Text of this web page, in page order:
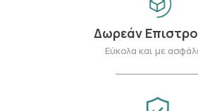
Δωρεάν
Εύκολα και με